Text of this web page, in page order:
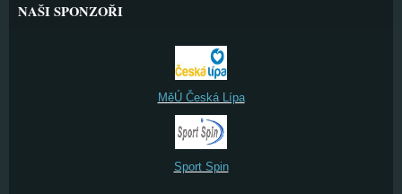
NAŠI SPONZOŘI
MěÚ Česká Lípa
Sport Spin